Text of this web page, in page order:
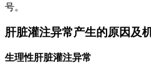
号。
肝脏灌注异常产生的原因及
生理性肝脏灌注异常